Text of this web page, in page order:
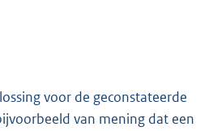
voor de geconstateerde
van mening dat een